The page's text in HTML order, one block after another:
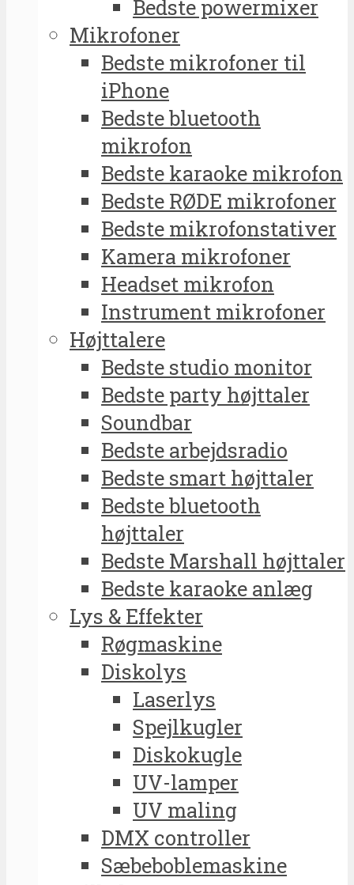
Bedste powermixer
Mikrofoner
Bedste mikrofoner til
iPhone
Bedste bluetooth
mikrofon
Bedste karaoke mikrofon
Bedste RØDE mikrofoner
Bedste mikrofonstativer
Kamera mikrofoner
Headset mikrofon
Instrument mikrofoner
Højttalere
Bedste studio monitor
Bedste party højttaler
Soundbar
Bedste arbejdsradio
Bedste smart højttaler
Bedste bluetooth
højttaler
Bedste Marshall højttaler
Bedste karaoke anlæg
Lys & Effekter
Røgmaskine
Diskolys
Laserlys
Spejlkugler
Diskokugle
UV-lamper
UV maling
DMX controller
Sæbeboblemaskine